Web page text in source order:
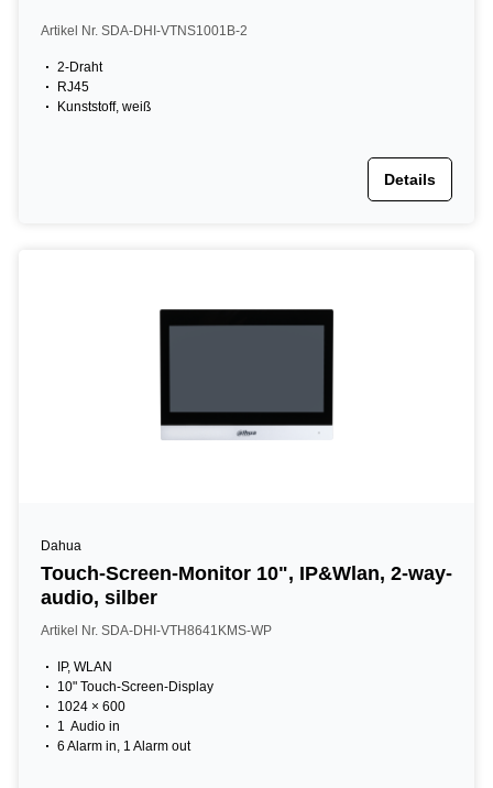
Artikel Nr. SDA-DHI-VTNS1001B-2
2-Draht
RJ45
Kunststoff, weiß
Details
Dahua
Touch-Screen-Monitor 10", IP&Wlan, 2-way-
audio, silber
Artikel Nr. SDA-DHI-VTH8641KMS-WP
IP, WLAN
10" Touch-Screen-Display
1024 × 600
1 Audio in
6 Alarm in, 1 Alarm out